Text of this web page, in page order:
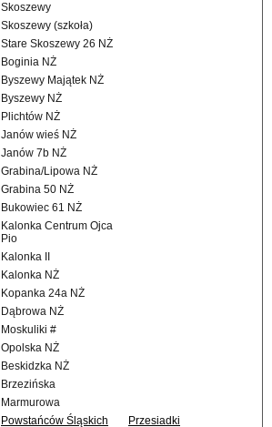
Skoszewy
Skoszewy (szkoła)
Stare Skoszewy 26 NŻ
Boginia NŻ
Byszewy Majątek NŻ
Byszewy NŻ
Plichtów NŻ
Janów wieś NŻ
Janów 7b NŻ
Grabina/Lipowa NŻ
Grabina 50 NŻ
Bukowiec 61 NŻ
Kalonka Centrum Ojca
Pio
Kalonka II
Kalonka NŻ
Kopanka 24a NŻ
Dąbrowa NŻ
Moskuliki #
Opolska NŻ
Beskidzka NŻ
Brzezińska
Marmurowa
Powstańców Śląskich Przesiadki